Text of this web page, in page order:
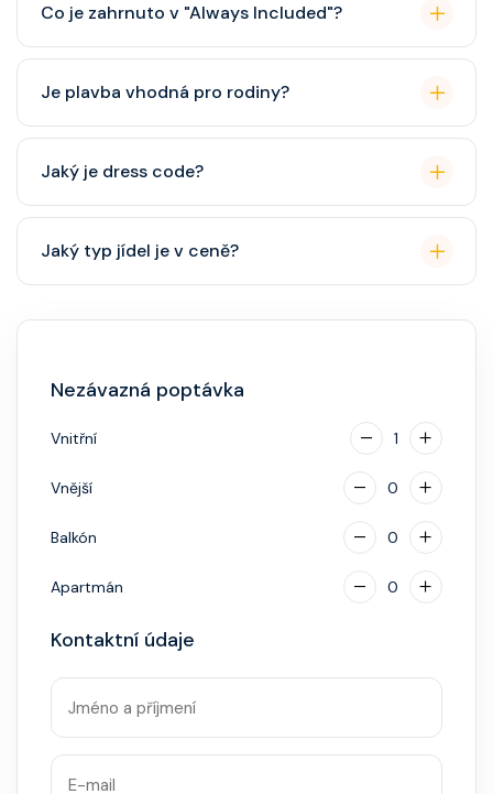
Co je zahrnuto v "Always Included"?
balíček), základní Wi-Fi.
Je plavba vhodná pro rodiny?
cestovatele, ale děti jsou vítány. K dispozici je dětský
klub (od 3 let).
Jaký je dress code?
někdy "Evening Chic" – doporučeno, ale není nutný
smoking.
Jaký typ jídel je v ceně?
Nezávazná poptávka
Vnitřní 1
Vnější 0
Balkón 0
Apartmán 0
Kontaktní údaje